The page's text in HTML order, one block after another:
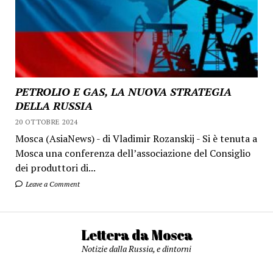
PETROLIO E GAS, LA NUOVA STRATEGIA
DELLA RUSSIA
20 OTTOBRE 2024
Mosca (AsiaNews) - di Vladimir Rozanskij - Si è tenuta a
Mosca una conferenza dell’associazione del Consiglio
dei produttori di...
Leave a Comment
Lettera da Mosca
Notizie dalla Russia, e dintorni